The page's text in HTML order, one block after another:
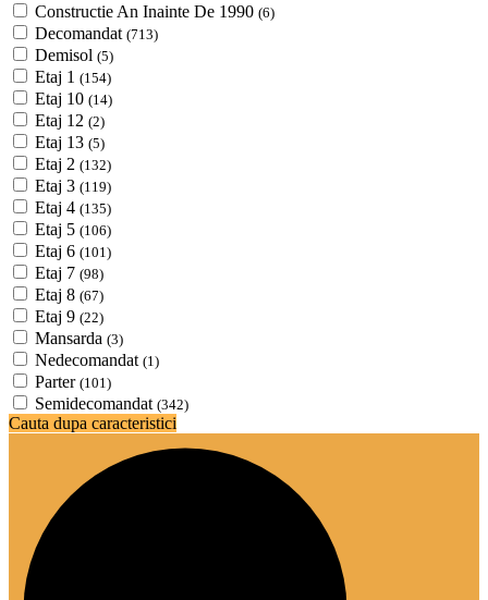
Constructie An Inainte De 1990 (6)
Decomandat (713)
Demisol (5)
Etaj 1 (154)
Etaj 10 (14)
Etaj 12 (2)
Etaj 13 (5)
Etaj 2 (132)
Etaj 3 (119)
Etaj 4 (135)
Etaj 5 (106)
Etaj 6 (101)
Etaj 7 (98)
Etaj 8 (67)
Etaj 9 (22)
Mansarda (3)
Nedecomandat (1)
Parter (101)
Semidecomandat (342)
Cauta dupa caracteristici